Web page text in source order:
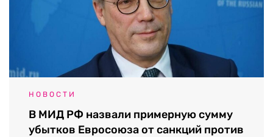
НОВОСТИ
В МИД РФ назвали примерную сумму
убытков Евросоюза от санкций против